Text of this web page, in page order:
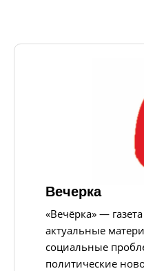
Вечерка
«Вечёрка» —
актуальные
социальные
политические